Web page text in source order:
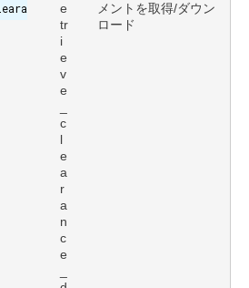
e
tr
i
e
v
e
c
l
e
a
r
a
n
c
e
メントを取得/ダウン
ロード